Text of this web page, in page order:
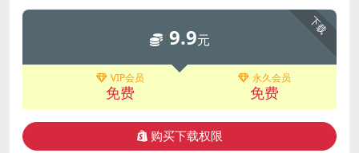
下载
9.9元
VIP会员
免费
永久会员
免费
购买下载权限